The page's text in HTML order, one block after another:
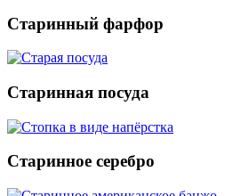
Старинный фарфор
Старинная посуда
Старинное серебро